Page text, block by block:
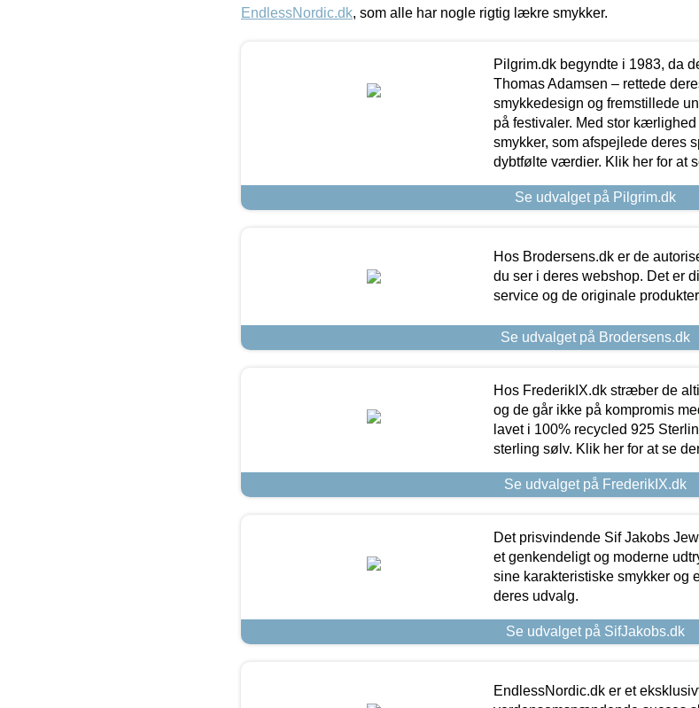
EndlessNordic.dk, som alle har nogle rigtig lækre smykker.
Pilgrim.dk begyndte i 1983, da
Thomas Adamsen – rettede
smykkedesign og fremstillede
på festivaler. Med stor
smykker, som afspejlede deres
dybtfølte værdier. Klik her for at
Se udvalget på Pilgrim.dk
Hos Brodersens.dk er de
du ser i deres webshop. Det er
service og de originale
Se udvalget på Brodersens.dk
Hos FrederikIX.dk stræber de
og de går ikke på kompromis
lavet i 100% recycled 925
sterling sølv. Klik her for at se
Se udvalget på FrederikIX.dk
Det prisvindende Sif Jakobs
et genkendeligt og moderne
sine karakteristiske smykker og
deres udvalg.
Se udvalget på SifJakobs.dk
EndlessNordic.dk er et